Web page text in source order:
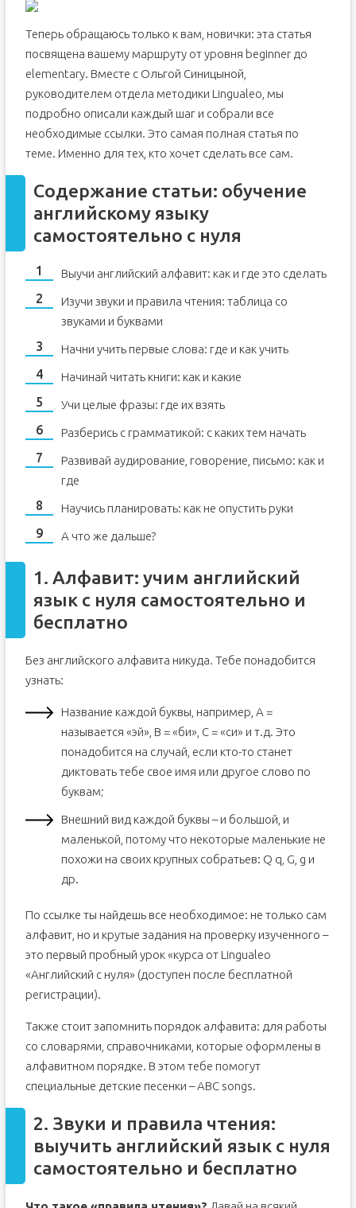
Теперь обращаюсь только к вам, новички: эта статья
посвящена вашему маршруту от уровня beginner до
elementary. Вместе с Ольгой Синицыной,
руководителем отдела методики Lingualeo, мы
подробно описали каждый шаг и собрали все
необходимые ссылки. Это самая полная статья по
теме. Именно для тех, кто хочет сделать все сам.
Содержание статьи: обучение
английскому языку
самостоятельно с нуля
Выучи английский алфавит: как и где это сделать
Изучи звуки и правила чтения: таблица со
звуками и буквами
Начни учить первые слова: где и как учить
Начинай читать книги: как и какие
Учи целые фразы: где их взять
Разберись с грамматикой: с каких тем начать
Развивай аудирование, говорение, письмо: как и
где
Научись планировать: как не опустить руки
А что же дальше?
1. Алфавит: учим английский
язык с нуля самостоятельно и
бесплатно
Без английского алфавита никуда. Тебе понадобится
узнать:
Название каждой буквы, например, A =
называется «эй», B = «би», C = «си» и т.д. Это
понадобится на случай, если кто-то станет
диктовать тебе свое имя или другое слово по
буквам;
Внешний вид каждой буквы – и большой, и
маленькой, потому что некоторые маленькие не
похожи на своих крупных собратьев: Q q, G, g и
др.
По ссылке ты найдешь все необходимое: не только сам
алфавит, но и крутые задания на проверку изученного –
это первый пробный урок «курса от Lingualeo
«Английский с нуля» (доступен после бесплатной
регистрации).
Также стоит запомнить порядок алфавита: для работы
со словарями, справочниками, которые оформлены в
алфавитном порядке. В этом тебе помогут
специальные детские песенки – ABC songs.
2. Звуки и правила чтения:
выучить английский язык с нуля
самостоятельно и бесплатно